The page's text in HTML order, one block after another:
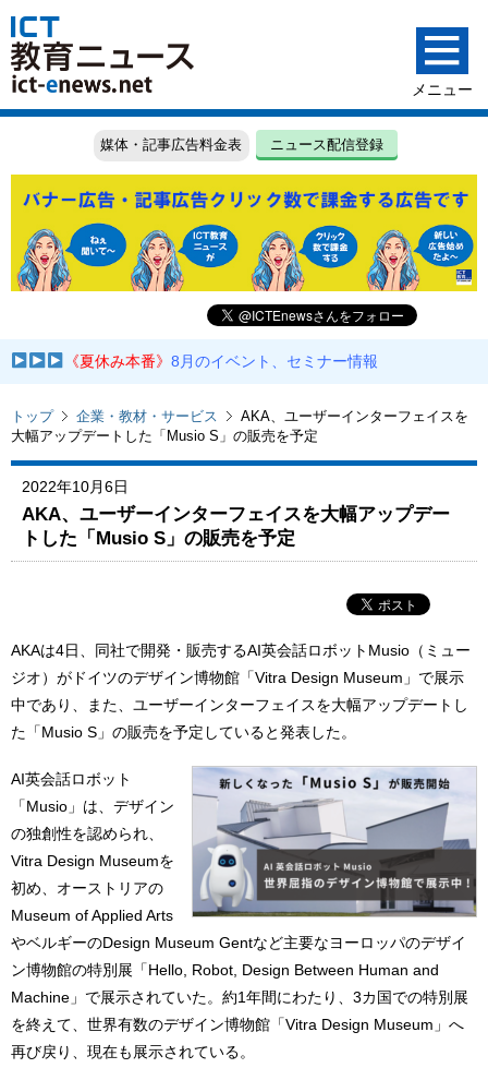
媒体・記事広告料金表 ニュース配信登録
《夏休み本番》8月のイベント、セミナー情報
トップ 企業・教材・サービス
AKA、ユーザーインターフェイスを
大幅アップデートした「Musio S」の販売を予定
2022年10月6日
AKA、ユーザーインターフェイスを大幅アップデー
トした「Musio S」の販売を予定
AKAは4日、同社で開発・販売するAI英会話ロボットMusio（ミュー
ジオ）がドイツのデザイン博物館「Vitra Design Museum」で展示
中であり、また、ユーザーインターフェイスを大幅アップデートし
た「Musio S」の販売を予定していると発表した。
AI英会話ロボット
「Musio」は、デザイン
の独創性を認められ、
Vitra Design Museumを
初め、オーストリアの
Museum of Applied Arts
やベルギーのDesign Museum Gentなど主要なヨーロッパのデザイ
ン博物館の特別展「Hello, Robot, Design Between Human and
Machine」で展示されていた。約1年間にわたり、3カ国での特別展
を終えて、世界有数のデザイン博物館「Vitra Design Museum」へ
再び戻り、現在も展示されている。